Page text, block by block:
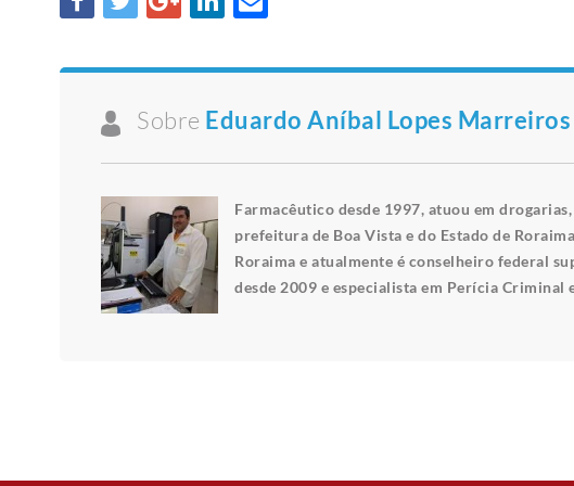
Sobre Eduardo Aníbal Lopes Marreiros
Farmacêutico desde 1997, atuou em
prefeitura de Boa Vista e do Estado de
Roraima e atualmente é conselheiro federal
desde 2009 e especialista em Perícia Criminal